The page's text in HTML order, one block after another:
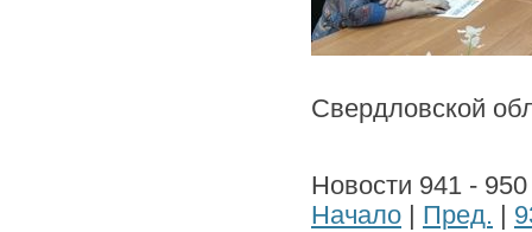
Свердловской
Новости 941 -
Начало
Пред.